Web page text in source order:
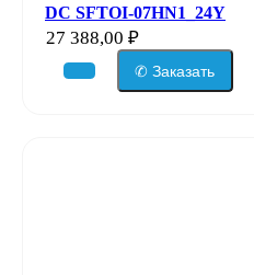
DC SFTOI-07HN1_24Y
27 388,00 ₽
✆ Заказать